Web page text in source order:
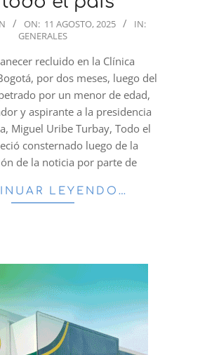
ON: 11 AGOSTO, 2025
IN:
GENERALES
recluido en la Clínica
por dos meses, luego del
por un menor de edad,
y aspirante a la presidencia
Miguel Uribe Turbay, Todo el
consternado luego de la
de la noticia por parte de
LEYENDO…